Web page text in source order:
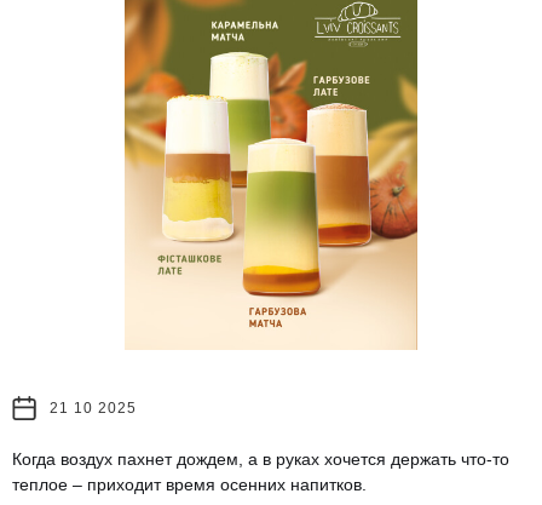
21 10 2025
Когда воздух пахнет дождем, а в руках хочется держать что-то
теплое – приходит время осенних напитков.